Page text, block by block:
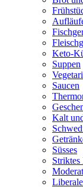
Keto-
Suppen
Saucen
Kalt
Süsses